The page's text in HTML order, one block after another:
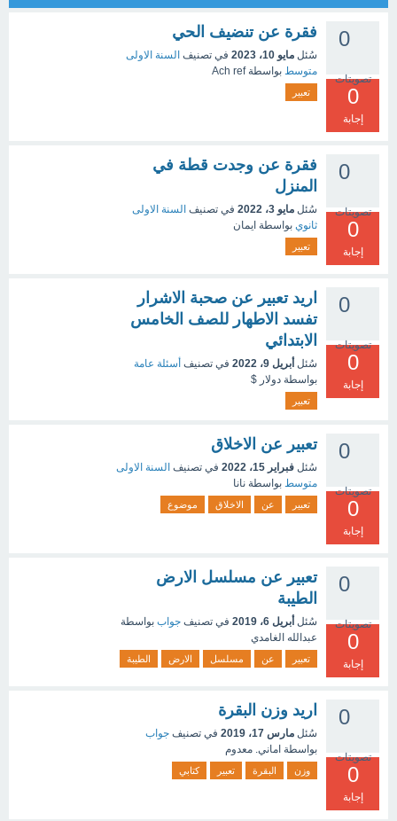
0
تصويتات
0
إجابة
فقرة عن تنضيف الحي
سُئل مايو 10، 2023 في تصنيف السنة الاولى
متوسط بواسطةAch ref
تعبير
0
تصويتات
0
إجابة
فقرة عن وجدت قطة في
المنزل
سُئل مايو 3، 2022 في تصنيف السنة الاولى
ثانوي بواسطة ايمان
تعبير
0
تصويتات
0
إجابة
اريد تعبير عن صحبة الاشرار
تفسد الاطهار للصف الخامس
الابتدائي
سُئل أبريل 9، 2022 في تصنيف أسئلة عامة
بواسطة دولار $
تعبير
0
تصويتات
0
إجابة
تعبير عن الاخلاق
سُئل فبراير 15، 2022 في تصنيف السنة الاولى
متوسط بواسطة نانا
تعبير عن الاخلاق موضوع
0
تصويتات
0
إجابة
تعبير عن مسلسل الارض
الطيبة
سُئل أبريل 6، 2019 في تصنيف جواب بواسطة
عبدالله الغامدي
تعبير عن مسلسل الارض الطيبة
0
تصويتات
0
إجابة
اريد وزن البقرة
سُئل مارس 17، 2019 في تصنيف جواب
بواسطة اماني. معدوم
وزن البقرة تعبير كتابي